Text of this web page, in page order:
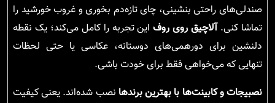
صندلی‌های راحتی بنشینی، چای تازه‌دم بخوری و غروب خورشید را
تماشا کنی.آلاچیق روی روفاین تجربه را کامل می‌کند؛ یک نقطه
دلنشین برای دورهمی‌های دوستانه، عکاسی یا حتی لحظات
تنهایی که می‌خواهی فقط برای خودت باشی.
نصبیجات و کابینت‌ها با بهترین برندها نصب شده‌اند. یعنی کیفیت